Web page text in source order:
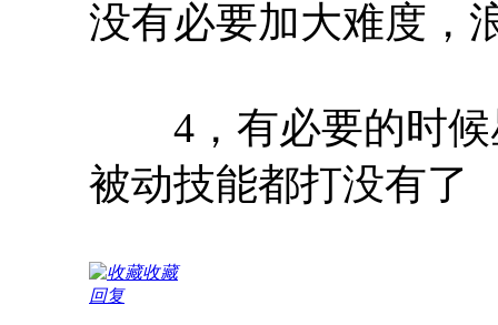
没有必要加大难度，
4，有必要的时候
被动技能都打没有了
收藏
回复